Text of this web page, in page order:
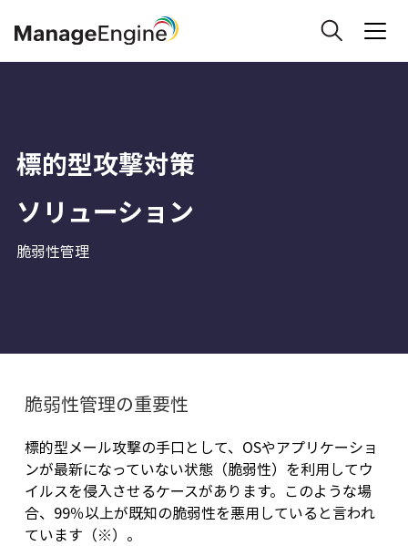
標的型攻撃対策
ソリューション
脆弱性管理
脆弱性管理の重要性
標的型メール攻撃の手口として、OSやアプリケーショ
ンが最新になっていない状態（脆弱性）を利用してウ
イルスを侵入させるケースがあります。このような場
合、99％以上が既知の脆弱性を悪用していると言われ
ています（※）。